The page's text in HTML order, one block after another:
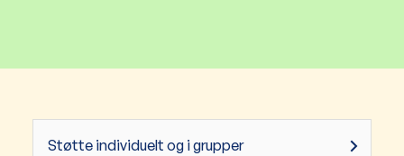
Støtte individuelt og i grupper